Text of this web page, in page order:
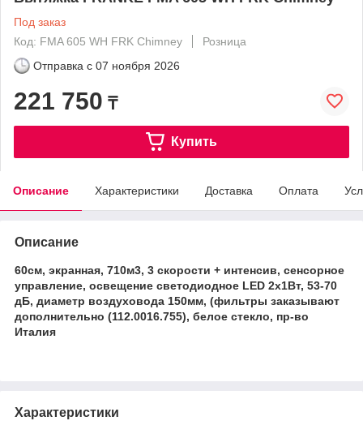
Под заказ
Код: FMA 605 WH FRK Chimney
Розница
Отправка с 07 ноября 2026
221 750 ₸
Купить
Описание Характеристики Доставка Оплата
Описание
60см, экранная, 710м3, 3 скорости + интенсив, сенсорное
управление, освещение светодиодное LED 2x1Вт, 53-70
дБ, диаметр воздуховода 150мм, (фильтры заказывают
дополнительно (112.0016.755), белое стекло, пр-во
Италия
Характеристики